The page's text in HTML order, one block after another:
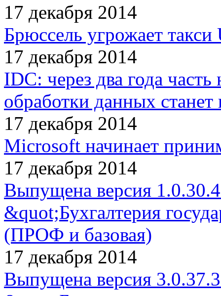
17 декабря 2014
Брюссель угрожает
17 декабря 2014
IDC: через два года
обработки данных
17 декабря 2014
Microsoft начинает
17 декабря 2014
Выпущена версия
&quot;Бухгалтерия
(ПРОФ и базовая)
17 декабря 2014
Выпущена версия